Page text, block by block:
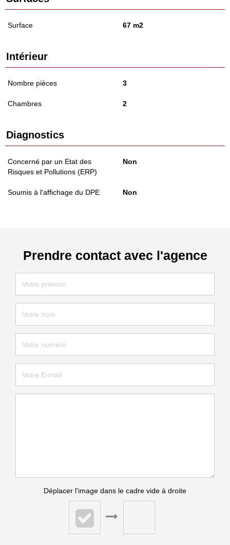
Surface 67 m2
Intérieur
Nombre pièces 3
Chambres 2
Diagnostics
Concerné par un Etat des
Risques et Pollutions (ERP)
Non
Soumis à l'affichage du DPE Non
Prendre contact avec l'agence
Déplacer l'image dans le cadre vide à droite